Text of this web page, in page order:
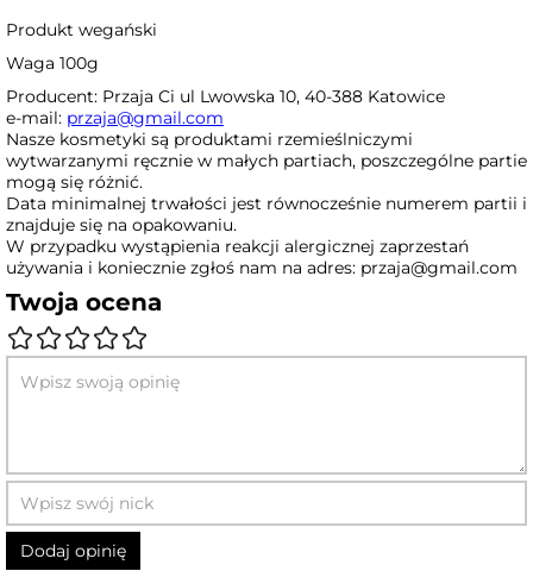
Produkt wegański
Waga 100g
Producent: Przaja Ci ul Lwowska 10, 40-388 Katowice
e-mail: przaja@gmail.com
Nasze kosmetyki są produktami rzemieślniczymi
wytwarzanymi ręcznie w małych partiach, poszczególne partie
mogą się różnić.
Data minimalnej trwałości jest równocześnie numerem partii i
znajduje się na opakowaniu.
W przypadku wystąpienia reakcji alergicznej zaprzestań
używania i koniecznie zgłoś nam na adres: przaja@gmail.com
Twoja ocena